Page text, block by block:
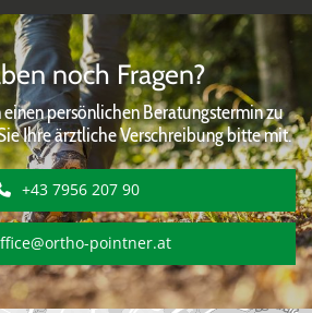
noch Fragen?
einen persönlichen Beratungstermin zu
Ihre ärztliche Verschreibung bitte mit.
+43 7956 207 90
pointner.at